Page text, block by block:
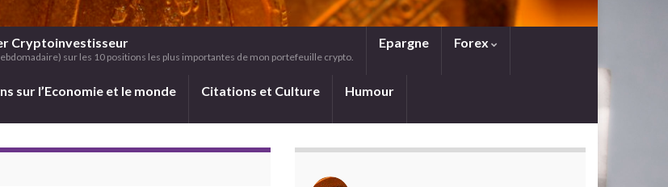
Cryptoinvestisseur
sur les 10 positions les plus importantes de mon portefeuille crypto.
Epargne Forex
sur l’Economie et le monde Citations et Culture Humour